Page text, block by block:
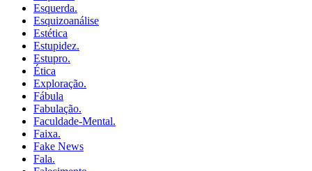
Esquerda.
Esquizoanálise
Estética
Estupidez.
Estupro.
Ética
Exploração.
Fábula
Fabulação.
Faculdade-Mental.
Faixa.
Fake News
Fala.